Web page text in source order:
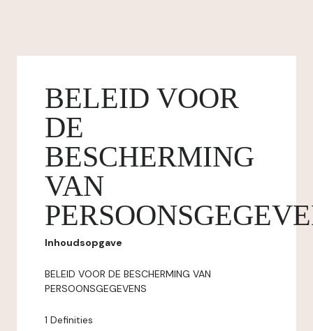
BELEID VOOR
DE
BESCHERMING
VAN
Inhoudsopgave
BELEID VOOR DE BESCHERMING VAN
PERSOONSGEGEVENS
1 Definities